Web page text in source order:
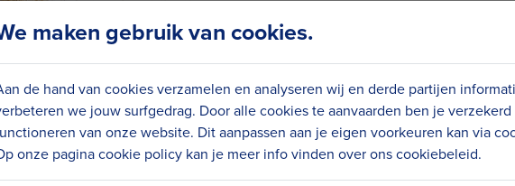
maken gebruik van cookies.
de hand van cookies verzamelen en analyseren wij en derde partijen
we jouw surfgedrag. Door alle cookies te aanvaarden ben je
van onze website. Dit aanpassen aan je eigen voorkeuren kan via
onze pagina cookie policy kan je meer info vinden over ons cookiebeleid.